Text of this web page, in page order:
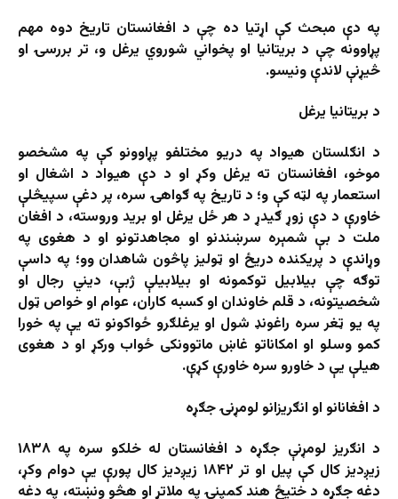
په دې مبحث کې اړتیا ده چې د افغانستان تاریخ دوه مهم
پړاوونه چې د بریتانیا او پخواني شوروي یرغل و، تر بررسۍ او
څيړنې لاندې ونیسو.
د بریتانیا یرغل
د انګلستان هیواد په دریو مختلفو پړاوونو کې په مشخصو
موخو، افغانستان ته یرغل وکړ او د دې هیواد د اشغال او
استعمار په لټه کې و؛ د تاریخ په ګواهۍ سره، پر دغې سپیڅلې
خاورې د دې زوړ ګیدړ د هر ځل یرغل او برید وروسته، د افغان
ملت د بې شمېره سرښندنو او مجاهدتونو او د هغوی په
وړاندې د پریکنده دریځ او ټولیز پاڅون شاهدان وو؛ په داسې
توګه چې بیلابیل توکمونه او بیلابیلې ژبې، دیني رجال او
شخصیتونه، د قلم خاوندان او کسبه کاران، عوام او خواص ټول
په یو ټغر سره راغونډ شول او یرغلګرو ځواکونو ته یې په خورا
کمو وسلو او امکاناتو غاښ ماتوونکی ځواب ورکړ او د هغوی
هیلې یې د خاورو سره خاورې کړې.
د افغانانو او انګریزانو لومړنۍ جګړه
د انګریز لومړنې جګړه د افغانستان له خلکو سره په ۱۸۳۸
زیږدیز کال کې پیل او تر ۱۸۴۲ زیږدیز کال پورې یې دوام وکړ،
دغه جګړه د ختیځ هند کمپنۍ په ملاتړ او هڅو ونښته، په دغه